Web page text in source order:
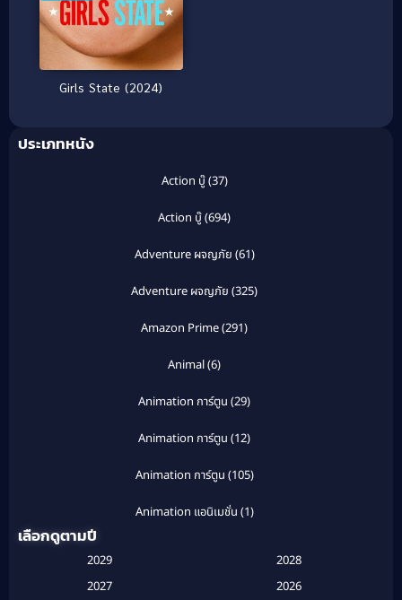
Girls State (2024)
ประเภทหนัง
Action บู๊(37)
Action บู๊(694)
Adventure ผจญภัย (61)
Adventure ผจญภัย (325)
Amazon Prime(291)
Animal(6)
Animation การ์ตูน (29)
Animation การ์ตูน (12)
Animation การ์ตูน (105)
Animation แอนิเมชั่น (1)
เลือกดูตามปี
2029
2028
2027
2026